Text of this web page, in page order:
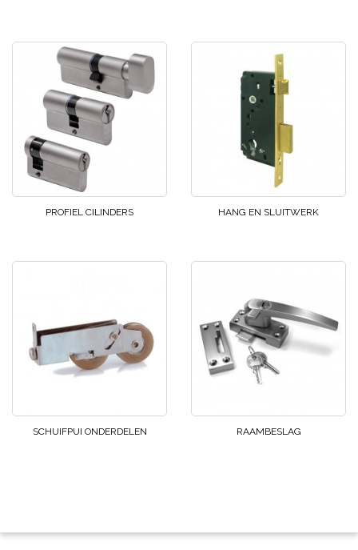
PROFIEL CILINDERS HANG EN SLUITWERK
SCHUIFPUI ONDERDELEN RAAMBESLAG